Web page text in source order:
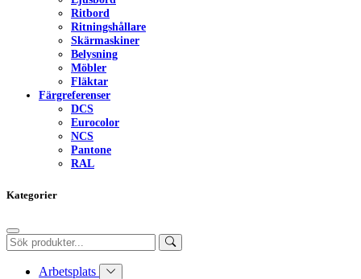
Ritbord
Ritningshållare
Skärmaskiner
Belysning
Möbler
Fläktar
Färgreferenser
DCS
Eurocolor
NCS
Pantone
RAL
Kategorier
Arbetsplats